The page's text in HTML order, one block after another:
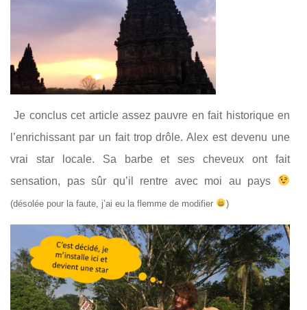
Je conclus cet article assez pauvre en fait historique en
l’enrichissant par un fait trop drôle. Alex est devenu une
vrai star locale. Sa barbe et ses cheveux ont fait
sensation, pas sûr qu’il rentre avec moi au pays
(désolée pour la faute, j’ai eu la flemme de modifier )